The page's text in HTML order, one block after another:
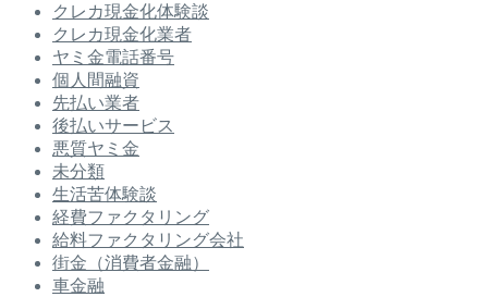
クレカ現金化体験談
クレカ現金化業者
ヤミ金電話番号
個人間融資
先払い業者
後払いサービス
悪質ヤミ金
未分類
生活苦体験談
経費ファクタリング
給料ファクタリング会社
街金（消費者金融）
車金融